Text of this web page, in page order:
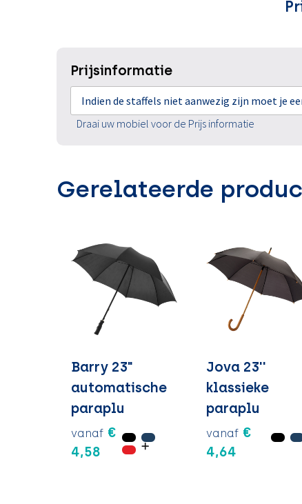
Prijsinformatie
Indien de staffels niet aanwezig zijn moet je
Draai uw mobiel voor de Prijs informatie
Gerelateerde
Barry 23"
automatische
paraplu
vanaf €
4,58
Jova 23''
klassieke
paraplu
vanaf €
4,64